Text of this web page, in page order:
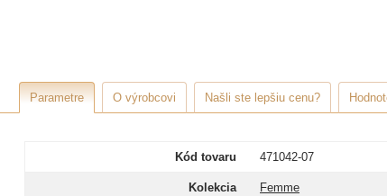
Parametre O výrobcovi Našli ste lepšiu cenu?
Kód tovaru 471042-07
Kolekcia Femme